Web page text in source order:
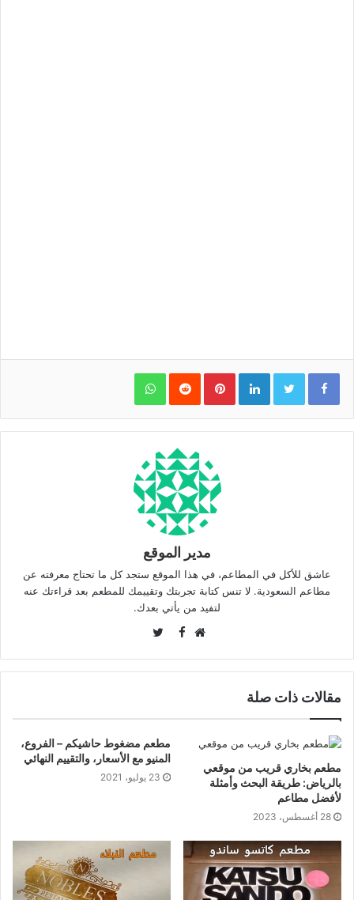
LinkedIn
Pinterest
WhatsApp
مدير الموقع
عاشق للأكل في المطاعم، في هذا الموقع ستجد كل ما تحتاج معرفته عن
مطاعم السعودية. لا تنس كتابة تجربتك وتقييمك للمطعم بعد قراءتك عنه
لتفيد من يأتي بعدك.
Facebook
مقالات ذات صلة
مطعم بخاري قريب من موقعي
بالرياض: طريقة البحث وأمثلة
لأفضل مطاعم
28 أغسطس، 2023
مطعم مضغوط حاشيكم – الفروع،
المنيو مع الأسعار، والتقييم النهائي
23 يوليو، 2021